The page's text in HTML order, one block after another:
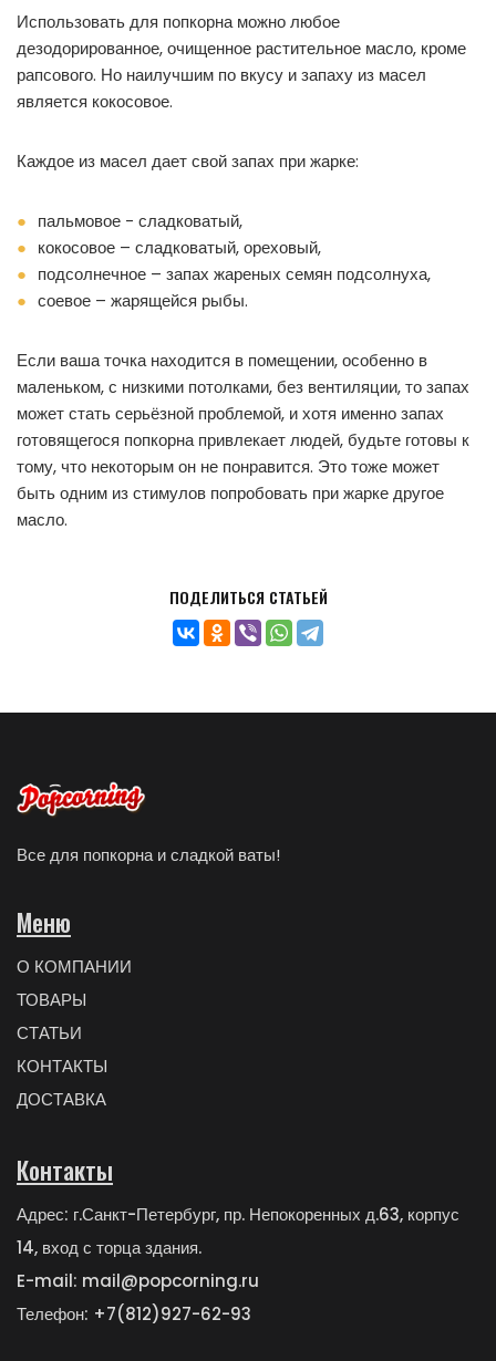
Использовать для попкорна можно любое
дезодорированное, очищенное растительное масло, кроме
рапсового. Но наилучшим по вкусу и запаху из масел
является кокосовое.
Каждое из масел дает свой запах при жарке:
пальмовое - сладковатый,
кокосовое – сладковатый, ореховый,
подсолнечное – запах жареных семян подсолнуха,
соевое – жарящейся рыбы.
Если ваша точка находится в помещении, особенно в
маленьком, с низкими потолками, без вентиляции, то запах
может стать серьёзной проблемой, и хотя именно запах
готовящегося попкорна привлекает людей, будьте готовы к
тому, что некоторым он не понравится. Это тоже может
быть одним из стимулов попробовать при жарке другое
масло.
ПОДЕЛИТЬСЯ СТАТЬЕЙ
Все для попкорна и сладкой ваты!
Меню
О КОМПАНИИ
ТОВАРЫ
СТАТЬИ
КОНТАКТЫ
ДОСТАВКА
Контакты
Адрес: г.Санкт-Петербург, пр. Непокоренных д.63, корпус
14, вход с торца здания.
E-mail: mail@popcorning.ru
Телефон: +7(812)927-62-93